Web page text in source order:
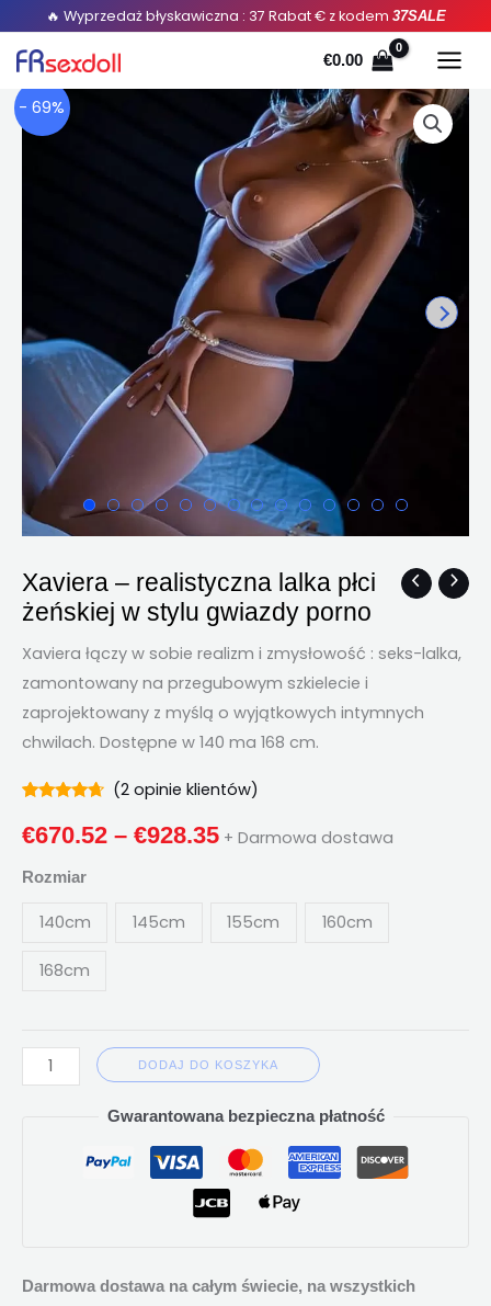
Przejdź
treści
🔥 Wyprzedaż błyskawiczna : 37 Rabat € z kodem 37SALE
€0.00
- 69%
Xaviera – realistyczna lalka płci
żeńskiej w stylu gwiazdy porno
Xaviera łączy w sobie realizm i zmysłowość : seks-lalka,
zamontowany na przegubowym szkielecie i
zaprojektowany z myślą o wyjątkowych intymnych
chwilach. Dostępne w 140 ma 168 cm.
4.50z 5 na
podstawie
klientów
(2opinie klientów)
€670.52 – €928.35
Przedział
cenowy:
€670.52
Poprzez
+ Darmowa dostawa
Rozmiar
140cm 145cm 155cm 160cm
168cm
Xaviera
–
żeńskiej
stylu
porno
ilość
DODAJ DO KOSZYKA
Gwarantowana bezpieczna płatność
Darmowa dostawa na całym świecie, na wszystkich